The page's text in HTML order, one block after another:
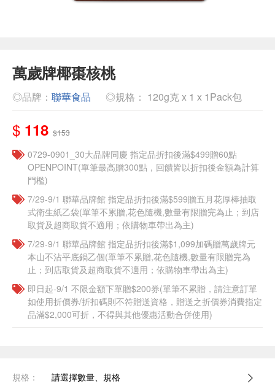
萬歲牌椰棗核桃
◎品牌： 聯華食品 ◎規格： 120g克 x 1 x 1Pack包
$ 118 $153
0729-0901_30大品牌同慶 指定品折扣後滿$499贈60點
OPENPOINT(單筆最高贈300點，回饋皆以折扣後金額為計算
門檻)
7/29-9/1 聯華品牌館 指定品折扣後滿$599贈五月花厚棒抽取
式衛生紙乙袋(單筆不累贈,花色隨機,數量有限贈完為止；到店
取貨及超商取貨不適用；依購物車帶出為主)​​
7/29-9/1 聯華品牌館 指定品折扣後滿$1,099加碼贈萬歲牌元
本山不沾平底鍋乙個(單筆不累贈,花色隨機,數量有限贈完為
止；到店取貨及超商取貨不適用；依購物車帶出為主)​​
即日起-9/1 不限金額下單贈$200券(單筆不累贈，請注意訂單
如使用折價券/折扣碼則不符贈送資格，贈送之折價券消費指定
品滿$2,000可折，不得與其他優惠活動合併使用)
規格： 請選擇數量、規格